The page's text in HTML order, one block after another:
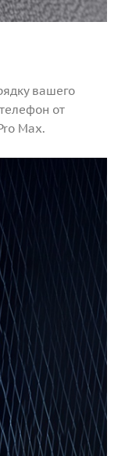
вашего
от
Max.